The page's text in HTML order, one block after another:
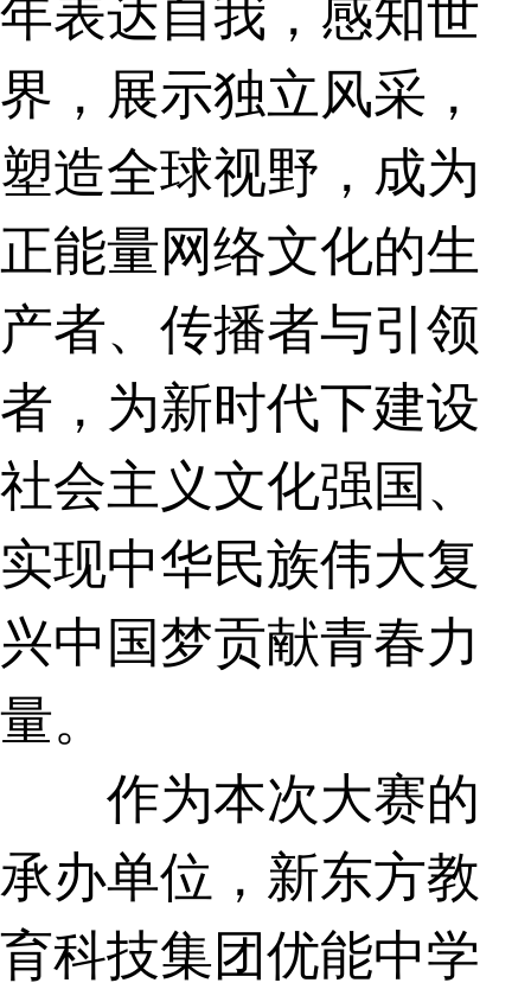
界，展示独立风采，
塑造全球视野，成为
正能量网络文化的生
产者、传播者与引领
者，为新时代下建设
社会主义文化强国、
实现中华民族伟大复
兴中国梦贡献青春力
量。
作为本次大赛的
承办单位，新东方教
育科技集团优能中学